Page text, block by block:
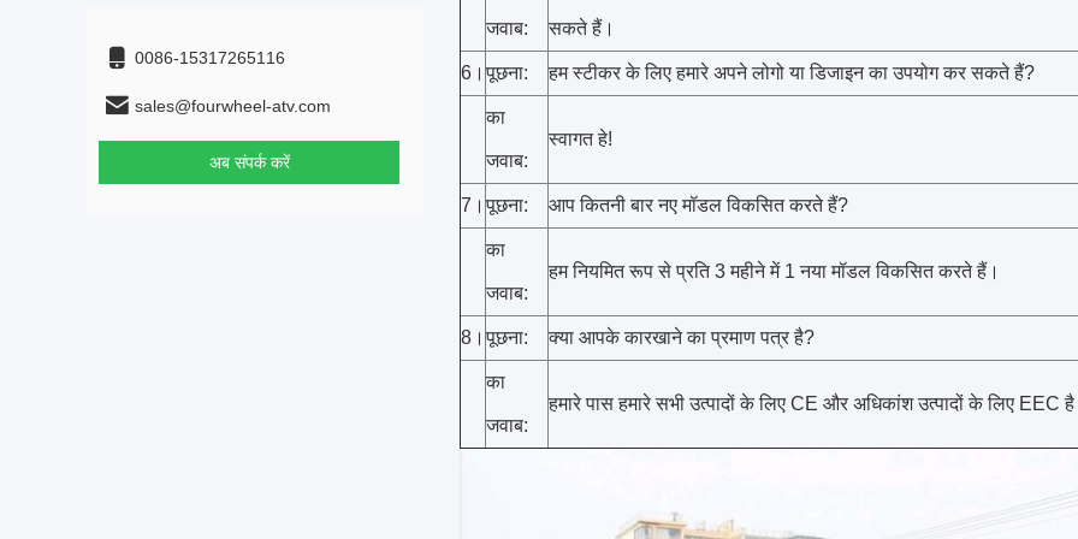
0086-15317265116
sales@fourwheel-atv.com
अब संपर्क करें
जवाब: सकते हैं।
6। पूछना: हम स्टीकर के लिए हमारे अपने लोगो या डिजाइन का उपयोग कर सकते हैं?
का
जवाब:
स्वागत हे!
7। पूछना: आप कितनी बार नए मॉडल विकसित करते हैं?
का
जवाब:
हम नियमित रूप से प्रति 3 महीने में 1 नया मॉडल विकसित करते हैं।
8। पूछना: क्या आपके कारखाने का प्रमाण पत्र है?
का
जवाब:
हमारे पास हमारे सभी उत्पादों के लिए CE और अधिकांश उत्पादों के लिए EEC